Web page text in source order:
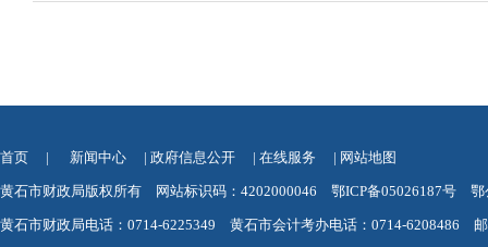
首页 | 新闻中心 | 政府信息公开 | 在线服务 | 网站地图
黄石市财政局版权所有 网站标识码：4202000046 鄂ICP备05026187号 鄂
黄石市财政局电话：0714-6225349 黄石市会计考办电话：0714-6208486